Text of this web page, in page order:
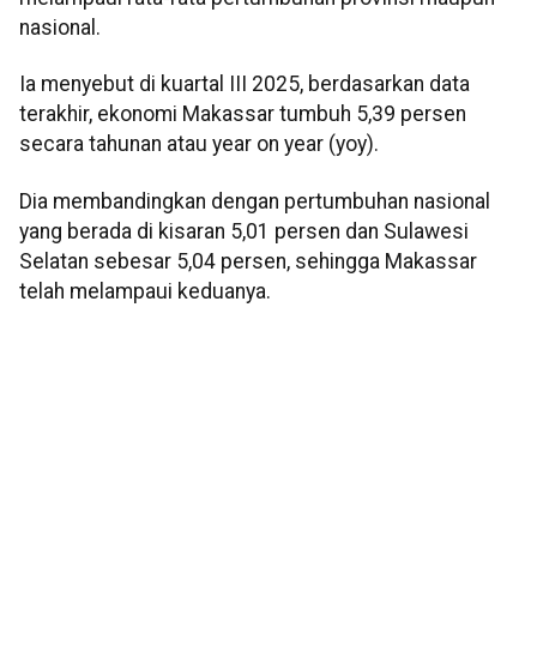
nasional.
Ia menyebut di kuartal III 2025, berdasarkan data
terakhir, ekonomi Makassar tumbuh 5,39 persen
secara tahunan atau year on year (yoy).
Dia membandingkan dengan pertumbuhan nasional
yang berada di kisaran 5,01 persen dan Sulawesi
Selatan sebesar 5,04 persen, sehingga Makassar
telah melampaui keduanya.